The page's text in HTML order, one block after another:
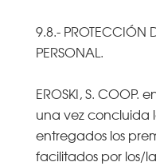
9.8.- PROTECCIÓN
PERSONAL.
EROSKI, S.
una vez concluida
entregados los
facilitados por los/